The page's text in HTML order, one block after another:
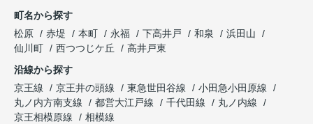
町名から探す
松原
赤堤 本町 永福 下高井戸 和泉
浜田山
仙川町
西つつじケ丘
高井戸東
沿線から探す
京王線
京王井の頭線 東急世田谷線
小田急小田原線
丸ノ内方南支線
都営大江戸線 千代田線
丸ノ内線
京王相模原線
相模線